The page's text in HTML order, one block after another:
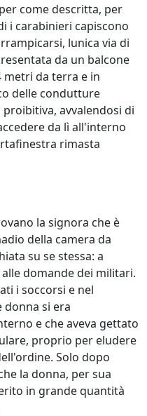
come descritta, per
i carabinieri capiscono
lunica via di
da un balcone
metri da terra e in
delle condutture
avvalendosi di
da lì all'interno
rimasta
la signora che è
della camera da
su se stessa: a
domande dei militari.
i soccorsi e nel
si era
e che aveva gettato
proprio per eludere
Solo dopo
la donna, per sua
in grande quantità